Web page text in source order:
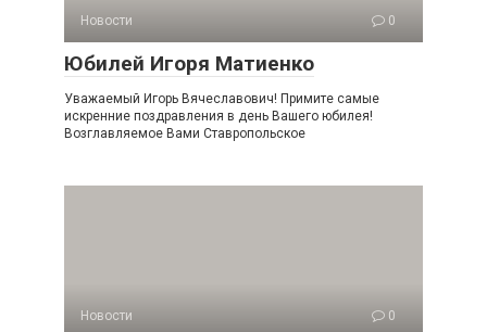
Новости 0
Юбилей Игоря Матиенко
Уважаемый Игорь Вячеславович! Примите самые
искренние поздравления в день Вашего юбилея!
Возглавляемое Вами Ставропольское
Новости 0